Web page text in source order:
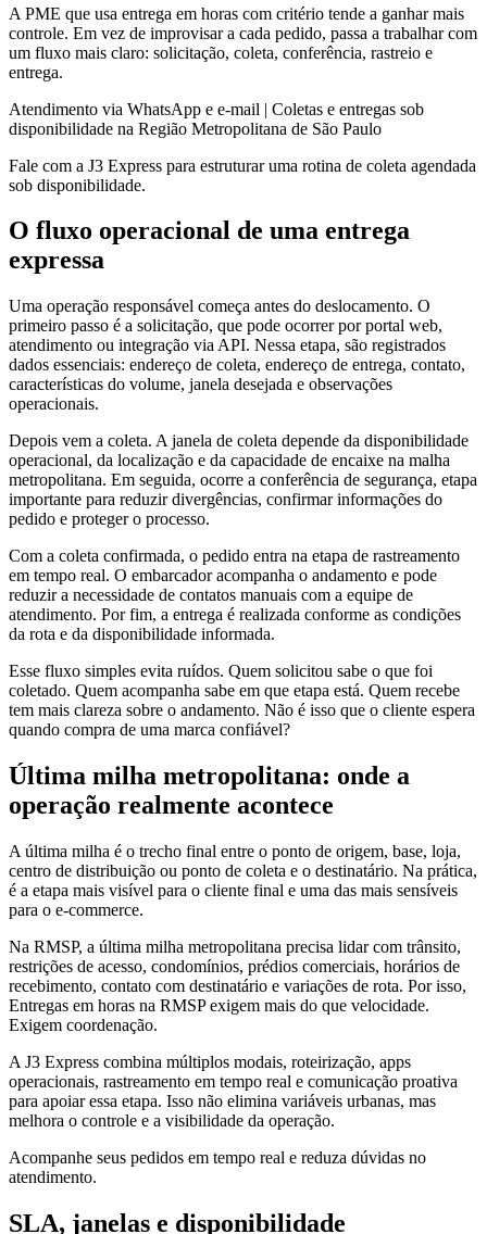
A PME que usa entrega em horas com critério tende a ganhar mais
controle. Em vez de improvisar a cada pedido, passa a trabalhar com
um fluxo mais claro: solicitação, coleta, conferência, rastreio e
entrega.
Atendimento via WhatsApp e e-mail | Coletas e entregas sob
disponibilidade na Região Metropolitana de São Paulo
Fale com a J3 Express para estruturar uma rotina de coleta agendada
sob disponibilidade.
O fluxo operacional de uma entrega
expressa
Uma operação responsável começa antes do deslocamento. O
primeiro passo é a solicitação, que pode ocorrer por portal web,
atendimento ou integração via API. Nessa etapa, são registrados
dados essenciais: endereço de coleta, endereço de entrega, contato,
características do volume, janela desejada e observações
operacionais.
Depois vem a coleta. A janela de coleta depende da disponibilidade
operacional, da localização e da capacidade de encaixe na malha
metropolitana. Em seguida, ocorre a conferência de segurança, etapa
importante para reduzir divergências, confirmar informações do
pedido e proteger o processo.
Com a coleta confirmada, o pedido entra na etapa de rastreamento
em tempo real. O embarcador acompanha o andamento e pode
reduzir a necessidade de contatos manuais com a equipe de
atendimento. Por fim, a entrega é realizada conforme as condições
da rota e da disponibilidade informada.
Esse fluxo simples evita ruídos. Quem solicitou sabe o que foi
coletado. Quem acompanha sabe em que etapa está. Quem recebe
tem mais clareza sobre o andamento. Não é isso que o cliente espera
quando compra de uma marca confiável?
Última milha metropolitana: onde a
operação realmente acontece
A última milha é o trecho final entre o ponto de origem, base, loja,
centro de distribuição ou ponto de coleta e o destinatário. Na prática,
é a etapa mais visível para o cliente final e uma das mais sensíveis
para o e-commerce.
Na RMSP, a última milha metropolitana precisa lidar com trânsito,
restrições de acesso, condomínios, prédios comerciais, horários de
recebimento, contato com destinatário e variações de rota. Por isso,
Entregas em horas na RMSP exigem mais do que velocidade.
Exigem coordenação.
A J3 Express combina múltiplos modais, roteirização, apps
operacionais, rastreamento em tempo real e comunicação proativa
para apoiar essa etapa. Isso não elimina variáveis urbanas, mas
melhora o controle e a visibilidade da operação.
Acompanhe seus pedidos em tempo real e reduza dúvidas no
atendimento.
SLA, janelas e disponibilidade